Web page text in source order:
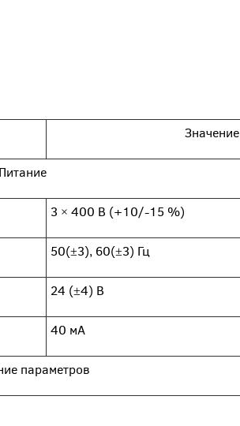
Значение
Питание
3 × 400 В (+10/-15 %)
50(±3), 60(±3) Гц
24 (±4) В
40 мА
параметров